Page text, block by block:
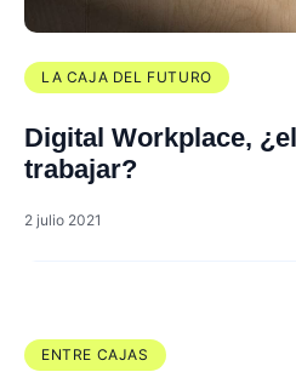
LA CAJA DEL FUTURO
Digital Workplace,
trabajar?
2 julio 2021
ENTRE CAJAS